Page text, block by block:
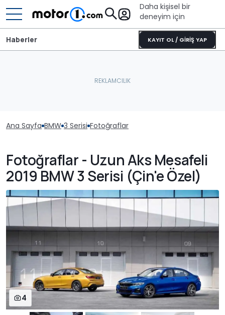
Daha kişisel bir
deneyim için
KAYIT OL / GİRİŞ YAP
Haberler
Ana Sayfa BMW 3 Serisi Fotoğraflar
Fotoğraflar - Uzun Aks Mesafeli
2019 BMW 3 Serisi (Çin'e Özel)
4